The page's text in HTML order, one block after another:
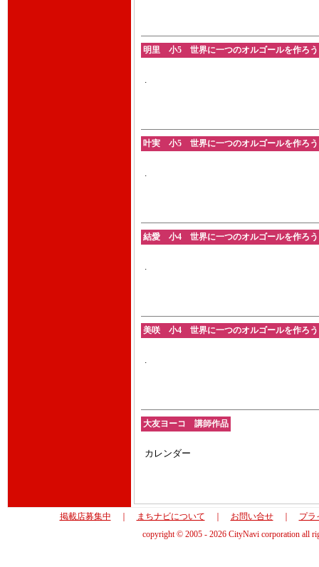
明里 小5 世界に一つのオルゴールを作ろ
.
叶実 小5 世界に一つのオルゴールを作ろ
.
結愛 小4 世界に一つのオルゴールを作ろ
.
美咲 小4 世界に一つのオルゴールを作ろ
.
大友ヨーコ 講師作品
カレンダー
掲載店募集中 まちナビについて お問い合せ｜
プラ
copyright © 2005 - 2026 CityNavi corporation all